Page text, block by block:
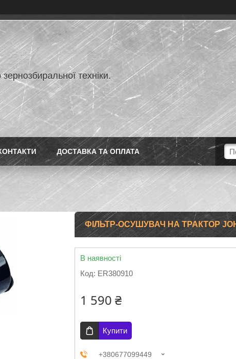
техніки.
ДОСТАВКА ТА ОПЛАТА
ФІЛЬТР-ОСУШУВАЧ НА ТРАКТОР
В наявності
Код: ER380910
1 590 ₴
Купити
+380677099449